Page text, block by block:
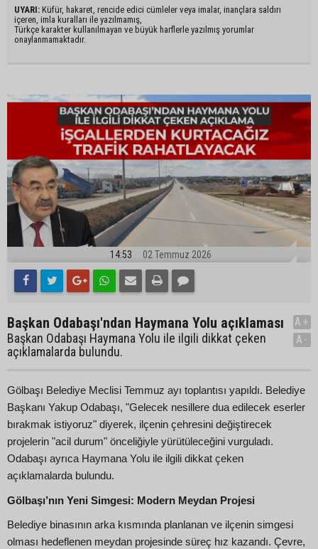
UYARI: Küfür, hakaret, rencide edici cümleler veya imalar, inançlara saldırı
içeren, imla kuralları ile yazılmamış,
Türkçe karakter kullanılmayan ve büyük harflerle yazılmış yorumlar
onaylanmamaktadır.
14:53 02 Temmuz 2026
Başkan Odabaşı'ndan Haymana Yolu açıklaması
Başkan Odabaşı Haymana Yolu ile ilgili dikkat çeken
açıklamalarda bulundu.
A+
A-
Gölbaşı Belediye Meclisi Temmuz ayı toplantısı yapıldı. Belediye
Başkanı Yakup Odabaşı, "Gelecek nesillere dua edilecek eserler
bırakmak istiyoruz" diyerek, ilçenin çehresini değiştirecek
projelerin "acil durum" önceliğiyle yürütüleceğini vurguladı.
Odabaşı ayrıca Haymana Yolu ile ilgili dikkat çeken
açıklamalarda bulundu.
Gölbaşı’nın Yeni Simgesi: Modern Meydan Projesi
Belediye binasının arka kısmında planlanan ve ilçenin simgesi
olması hedeflenen meydan projesinde süreç hız kazandı. Çevre,